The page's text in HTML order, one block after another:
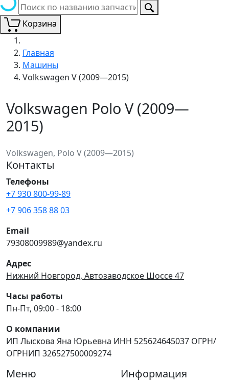
Корзина
Главная
Машины
Volkswagen V (2009—2015)
Volkswagen Polo V (2009—
2015)
Volkswagen, Polo V (2009—2015)
Контакты
Телефоны
+7 930 800-99-89
+7 906 358 88 03
Email
79308009989@yandex.ru
Адрес
Нижний Новгород, Автозаводское Шоссе 47
Часы работы
Пн-Пт, 09:00 - 18:00
О компании
ИП Лыскова Яна Юрьевна ИНН 525624645037 ОГРН/
ОГРНИП 326527500009274
Меню Информация